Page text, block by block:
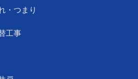
・つまり
工事